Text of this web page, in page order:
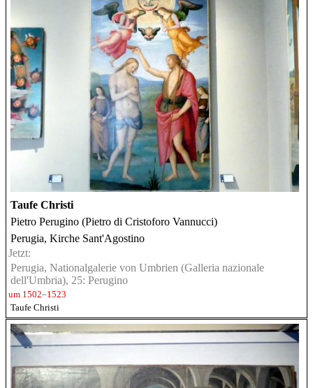
Taufe Christi
Pietro Perugino (Pietro di Cristoforo Vannucci)
Perugia, Kirche Sant'Agostino
Jetzt:
Perugia, Nationalgalerie von Umbrien (Galleria nazionale
dell'Umbria), 25: Perugino
um 1502–1523
Taufe Christi